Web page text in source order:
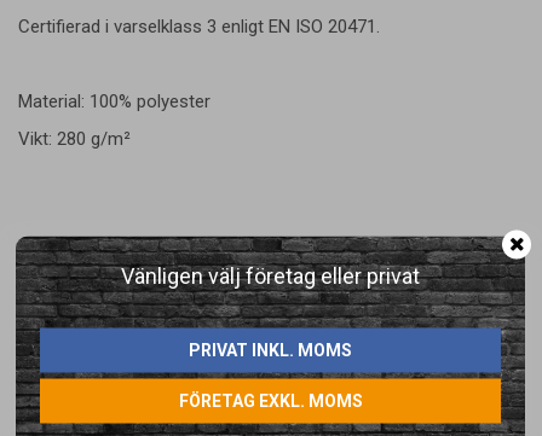
Vänligen välj företag eller privat
PRIVAT INKL. MOMS
FÖRETAG EXKL. MOMS
Certifierad i varselklass 3 enligt EN ISO 20471.
Material: 100% polyester
Vikt: 280 g/m²
LÄGG I ÖNSKELISTA
Artikelnummer: